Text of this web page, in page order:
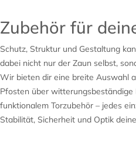
Zubehör für
Schutz, Struktur und Gestaltung
dabei nicht nur der Zaun selbst,
Wir bieten dir eine breite Auswahl
Pfosten über
funktionalem Torzubehör – jedes
Stabilität, Sicherheit und Optik